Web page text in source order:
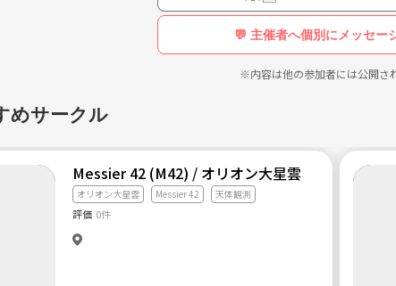
💬 主催者へ個別にメッセー
※内容は他の参加者には公開さ
めサークル
Messier 42 (M42) / オリオン大星雲
オリオン大星雲 Messier 42 天体観測
評価 0件